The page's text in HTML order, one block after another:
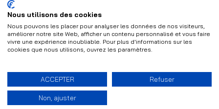
Sac pliable
Contact
Conditions Générales de Vente
Politique de protection des données personnelles
Nous utilisons des cookies
Nous pouvons les placer pour analyser les données de nos visiteurs,
améliorer notre site Web, afficher un contenu personnalisé et vous faire
vivre une expérience inoubliable. Pour plus d'informations sur les
cookies que nous utilisons, ouvrez les paramètres.
ACCEPTER Refuser
Non, ajuster